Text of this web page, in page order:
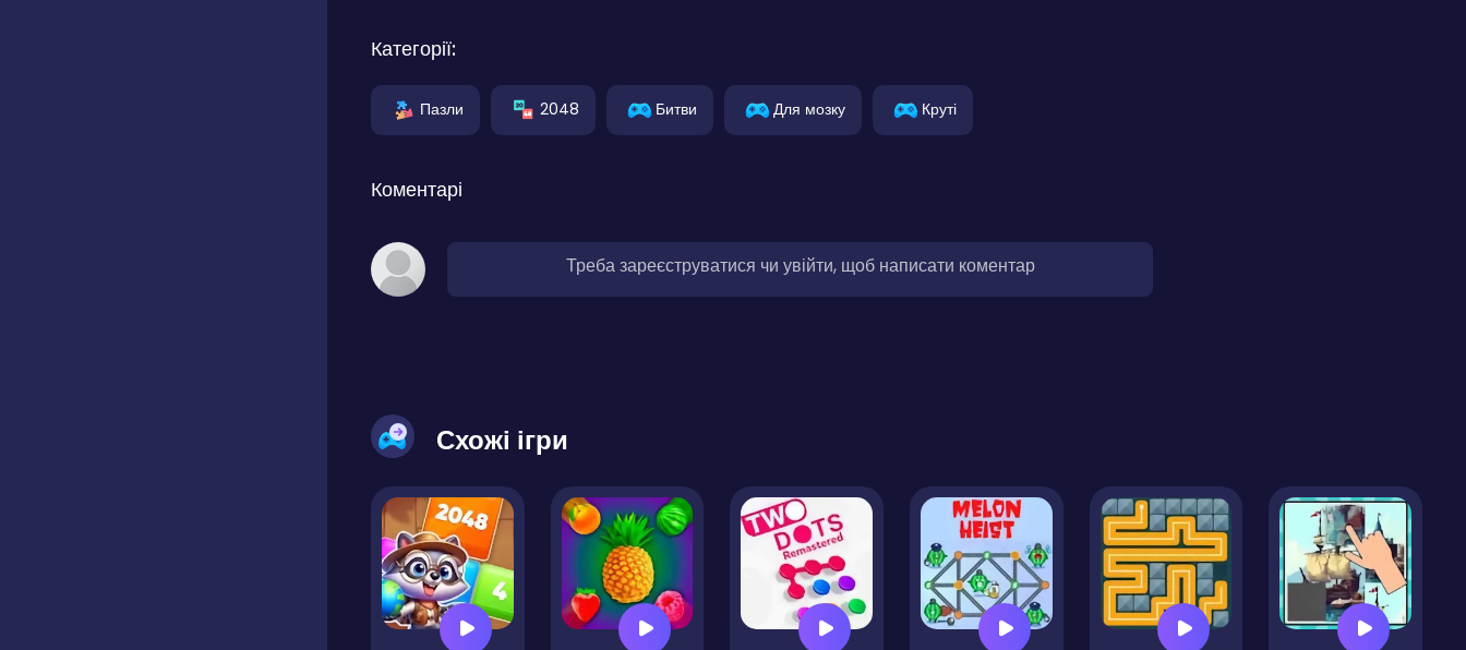
Категорії:
Пазли 2048 Битви Для мозку Круті
Коментарі
Треба зареєструватися чи увійти, щоб написати коментар
Схожі ігри